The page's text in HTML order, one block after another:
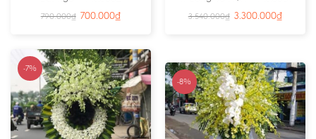
790.000₫ 700.000₫ 3.540.000₫ 3.300.000₫
-7%
-8%